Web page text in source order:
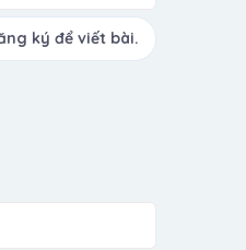
ký để viết bài.